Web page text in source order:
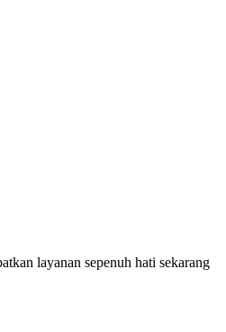
layanan sepenuh hati sekarang